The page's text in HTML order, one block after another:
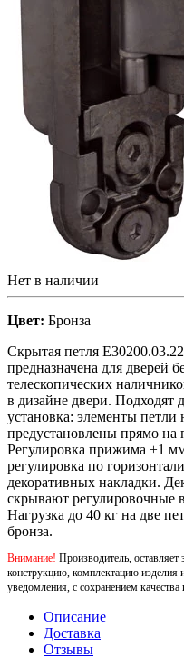
Нет в наличии
Цвет: Бронза
Скрытая петля
предназначена для дверей
телескопических
в дизайне двери. Подходят
установка: элементы петли
предустановлены прямо на
Регулировка прижима ±1
регулировка по
декоративных накладки.
скрывают регулировочные
Нагрузка до 40 кг на две
бронза.
Внимание! Производитель, оставляет
конструкцию, комплектацию изделия
уведомления, с сохранением качества
Описание
Доставка
Отзывы